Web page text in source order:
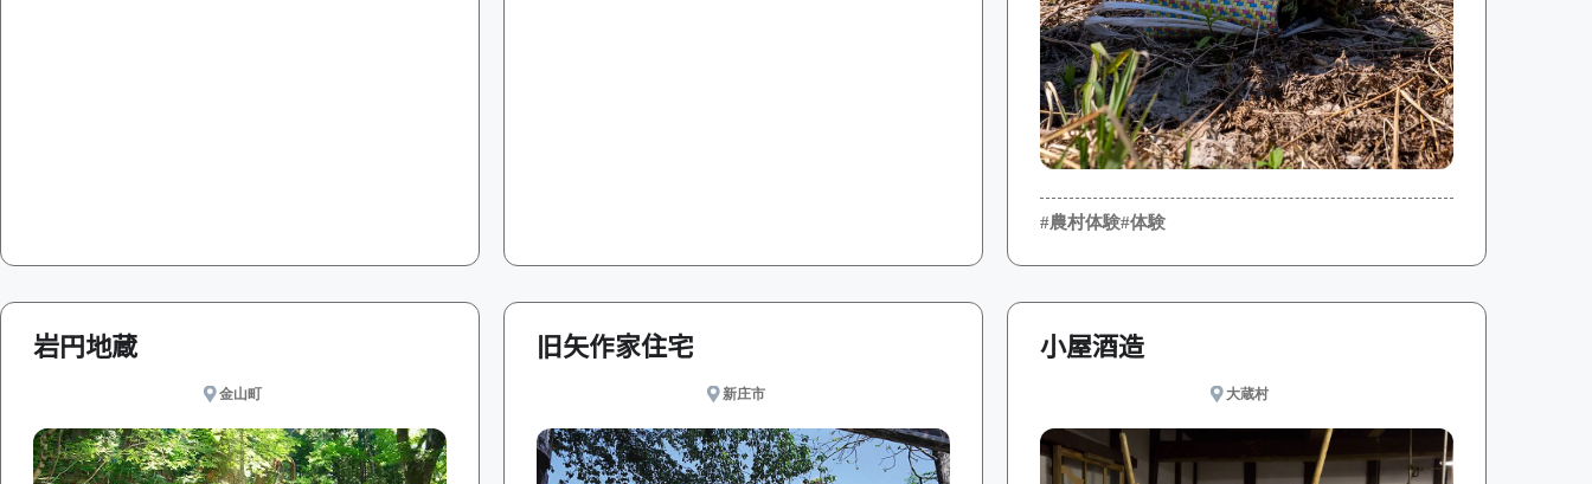
#農村体験#体験
岩円地蔵
金山町
旧矢作家住宅
新庄市
小屋酒造
大蔵村